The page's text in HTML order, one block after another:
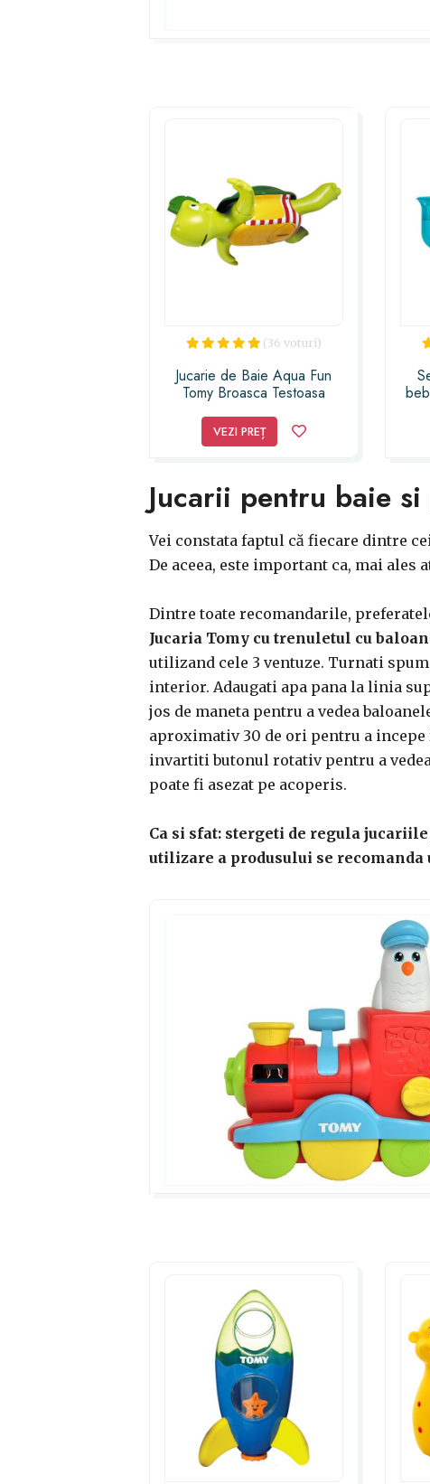
(36 voturi)
Jucarie de Baie Aqua Fun
Tomy Broasca Testoasa
VEZI PREȚ
Jucarii pentru baie
Vei constata faptul că fiecare dintre
De aceea, este important ca, mai
Dintre toate recomandarile,
Jucaria Tomy cu trenuletul cu
utilizand cele 3 ventuze. Turnati
interior. Adaugati apa pana la linia
jos de maneta pentru a vedea
aproximativ 30 de ori pentru a
invartiti butonul rotativ pentru a
poate fi asezat pe acoperis.
Ca si sfat: stergeti de regula
utilizare a produsului se recomanda